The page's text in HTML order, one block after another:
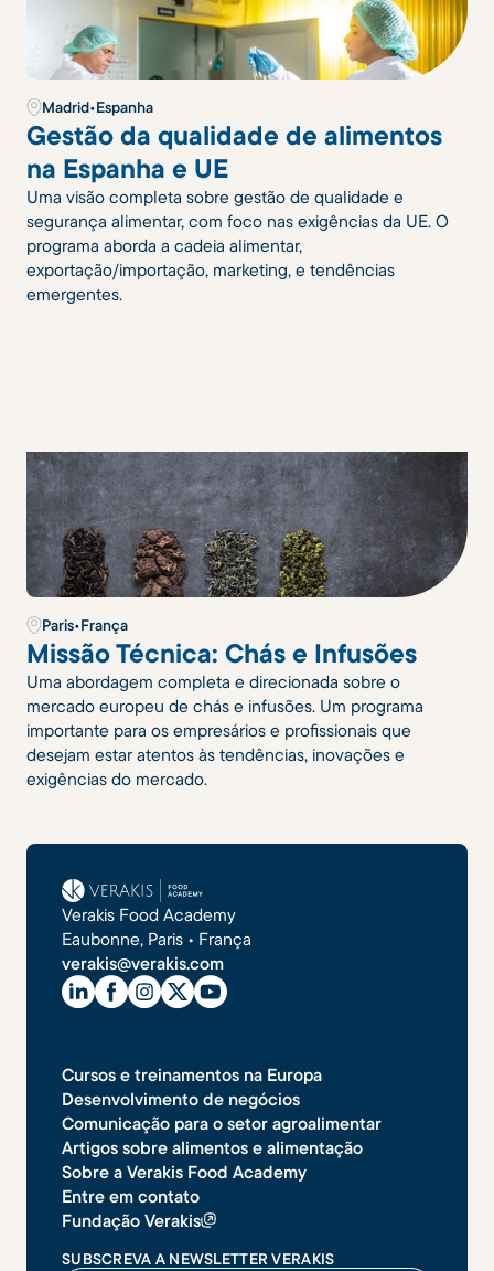
Madrid•Espanha
Gestão da qualidade de alimentos
na Espanha e UE
Uma visão completa sobre gestão de qualidade e
segurança alimentar, com foco nas exigências da UE. O
programa aborda a cadeia alimentar,
exportação/importação, marketing, e tendências
emergentes.
Paris•França
Missão Técnica: Chás e Infusões
Uma abordagem completa e direcionada sobre o
mercado europeu de chás e infusões. Um programa
importante para os empresários e profissionais que
desejam estar atentos às tendências, inovações e
exigências do mercado.
Verakis Food Academy
Eaubonne, Paris • França
verakis@verakis.com
Cursos e treinamentos na Europa
Desenvolvimento de negócios
Comunicação para o setor agroalimentar
Artigos sobre alimentos e alimentação
Sobre a Verakis Food Academy
Entre em contato
Fundação Verakis
SUBSCREVA A NEWSLETTER VERAKIS